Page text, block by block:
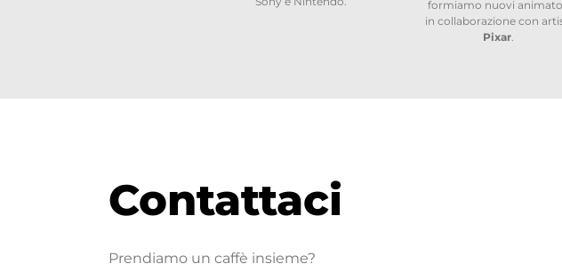
formiamo nuovi
in collaborazione con
Pixar
Contattaci
Prendiamo un caffè insieme?